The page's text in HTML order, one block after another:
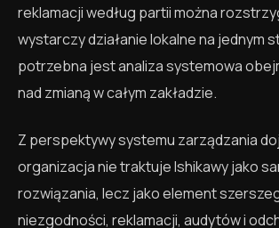
reklamacji według partii można
wystarczy działanie lokalne na jednym
potrzebna jest analiza systemowa
nad zmianą w całym zakładzie.
Z perspektywy systemu zarządzania
organizacja nie traktuje Ishikawy jako
rozwiązania, lecz jako element
niezgodności, reklamacji, audytów i